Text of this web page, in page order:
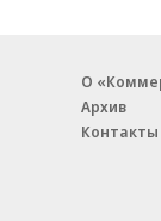
О
Архив
Контакты